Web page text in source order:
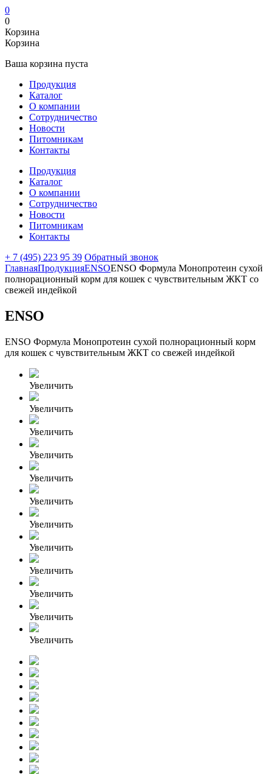
0
0
Корзина
Корзина
Ваша корзина пуста
Продукция
Каталог
О компании
Сотрудничество
Новости
Питомникам
Контакты
Продукция
Каталог
О компании
Сотрудничество
Новости
Питомникам
Контакты
+ 7 (495) 223 95 39 Обратный звонок
ГлавнаяПродукцияENSOENSO Формула Монопротеин сухой
полнорационный корм для кошек с чувствительным ЖКТ со
свежей индейкой
ENSO
ENSO Формула Монопротеин сухой полнорационный корм
для кошек с чувствительным ЖКТ со свежей индейкой
Увеличить
Увеличить
Увеличить
Увеличить
Увеличить
Увеличить
Увеличить
Увеличить
Увеличить
Увеличить
Увеличить
Увеличить